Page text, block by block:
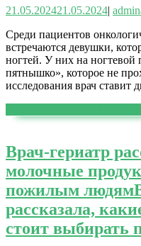
21.05.202421.05.2024| admin
Среди пациентов
встречаются девушки,
ногтей. У них на ногтевой
пятнышко», которое не
исследования врач ставит
Врач-гериатр
молочные
пожилым людям
рассказала,
стоит